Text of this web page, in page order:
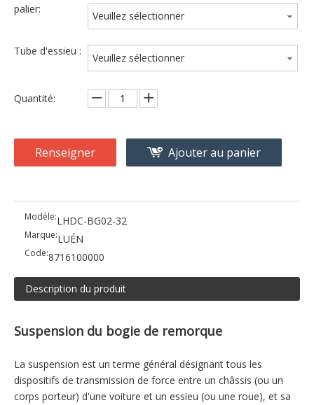
palier:
Veuillez sélectionner
Tube d'essieu :
Veuillez sélectionner
Quantité:
Renseigner Ajouter au panier
Modèle:LHDC-BG02-32
Marque:LUÉN
Code:8716100000
Description du produit
Suspension du bogie de remorque
La suspension est un terme général désignant tous les
dispositifs de transmission de force entre un châssis (ou un
corps porteur) d'une voiture et un essieu (ou une roue), et sa